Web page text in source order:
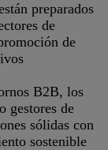
preparados
de
de
B2B, los
gestores de
sólidas con
sostenible